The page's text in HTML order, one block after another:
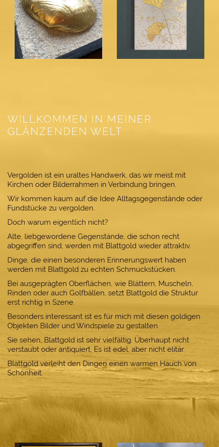
WILLKOMMEN IN MEINER
GLÄNZENDEN WELT
Vergolden ist ein uraltes Handwerk, das wir meist mit
Kirchen oder Bilderrahmen in Verbindung bringen.
Wir kommen kaum auf die Idee Alltagsgegenstände oder
Fundstücke zu vergolden.
Doch warum eigentlich nicht?
Alte, liebgewordene Gegenstände, die schon recht
abgegriffen sind, werden mit Blattgold wieder attraktiv.
Dinge, die einen besonderen Erinnerungswert haben
werden mit Blattgold zu echten Schmuckstücken.
Bei ausgeprägten Oberflächen, wie Blättern, Muscheln,
Rinden oder auch Golfbällen, setzt Blattgold die Struktur
erst richtig in Szene.
Besonders interessant ist es für mich mit diesen goldigen
Objekten Bilder und Windspiele zu gestalten.
Sie sehen, Blattgold ist sehr vielfältig. Überhaupt nicht
verstaubt oder antiquiert. Es ist edel, aber nicht elitär.
Blattgold verleiht den Dingen einen warmen Hauch von
Schönheit.